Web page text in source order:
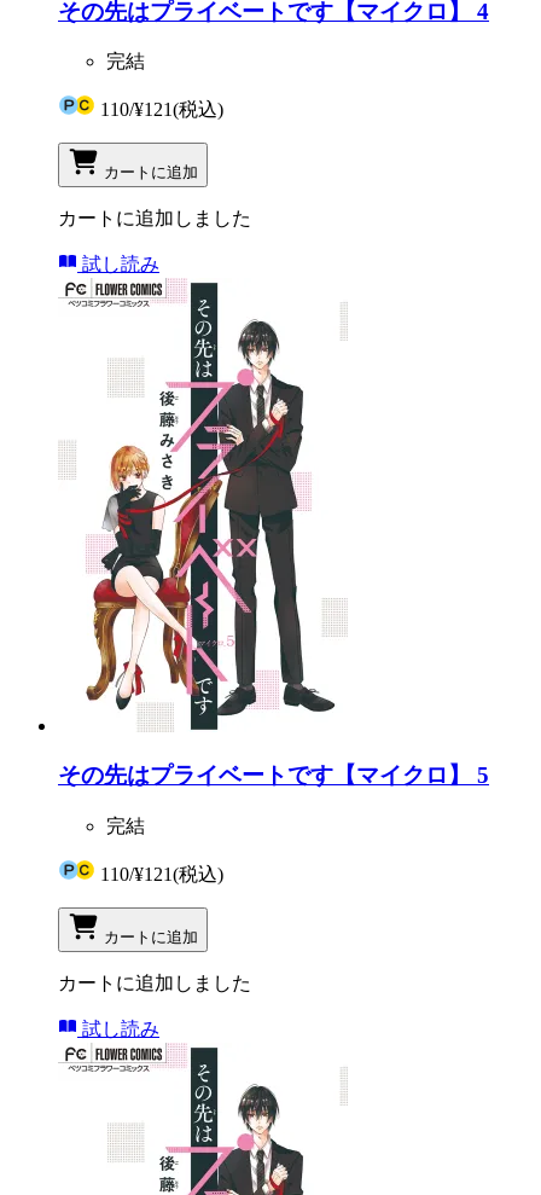
その先はプライベートです【マイクロ】 4
完結
110/¥121(税込)
カートに追加
カートに追加しました
試し読み
その先はプライベートです【マイクロ】 5
完結
110/¥121(税込)
カートに追加
カートに追加しました
試し読み